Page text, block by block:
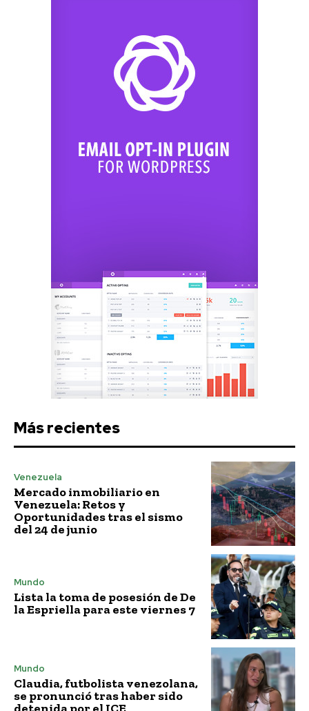
Más recientes
Venezuela
Mercado inmobiliario en
Venezuela: Retos y
Oportunidades tras el sismo
del 24 de junio
Mundo
Lista la toma de posesión de De
la Espriella para este viernes 7
Mundo
Claudia, futbolista venezolana,
se pronunció tras haber sido